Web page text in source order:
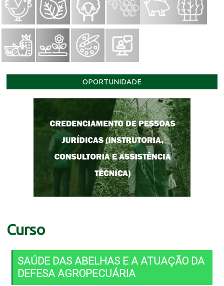
OPORTUNIDADE
Curso
SAÚDE DAS ABELHAS E A ATUAÇÃO DA
DEFESA AGROPECUÁRIA